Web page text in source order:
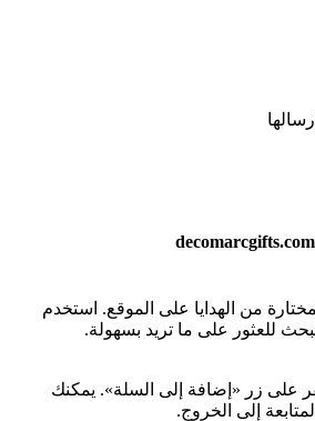
من الهدايا على الموقع. استخدم
للعثور على ما تريد بسهولة.
على زر «إضافة إلى السلة». يمكنك
إلى الخروج.